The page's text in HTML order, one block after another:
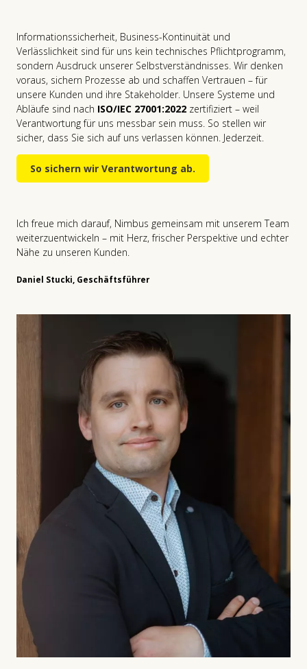
empfehlen und umsetzen.
Kompetenz heisst für uns: Nicht nur Bescheid wissen, sondern
lösungsorientiert und verantwortungsbewusst handeln.
Jetzt ins Gespräch kommen.
Jerry Howe,Software Entwicklung
Wir sind wachsam, flexibel und denken voraus. Veränderungen
verstehen wir als Chance. Auch als Familienunternehmen bleiben wir
beweglich, Weil wir wissen: Stillstand ist keine Option.
Dynamik heisst für uns: Dinge vorangbringen mit Energie und Offenheit.
Jetzt ins Gespräch kommen.
Unsere Erfahrung zeigt: Gute Lösungen entstehen selten allein.
Deshalb arbeiten wir vernetzt intern wie extern, über Hierarchien und
Silos hinweg.
Mehrwert.
Informationssicherheit, Business-Kontinuität und
Verlässlichkeit sind für uns kein technisches Pflichtprogramm,
sondern Ausdruck unserer Selbstverständnisses. Wir denken
voraus, sichern Prozesse ab und schaffen Vertrauen – für
unsere Kunden und ihre Stakeholder. Unsere Systeme und
Abläufe sind nach ISO/IEC 27001:2022 zertifiziert – weil
Verantwortung für uns messbar sein muss. So stellen wir
sicher, dass Sie sich auf uns verlassen können. Jederzeit.
So sichern wir Verantwortung ab.
Ich freue mich darauf, Nimbus gemeinsam mit unserem Team
weiterzuentwickeln – mit Herz, frischer Perspektive und echter
Nähe zu unseren Kunden.
Daniel Stucki, Geschäftsführer